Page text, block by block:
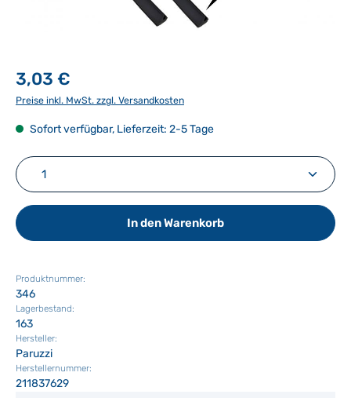
3,03 €
Preise inkl. MwSt. zzgl. Versandkosten
Sofort verfügbar, Lieferzeit: 2-5 Tage
Produkt Anzahl: Gib den gewünschten Wert ein
In den Warenkorb
Produktnummer:
346
Lagerbestand:
163
Hersteller:
Paruzzi
Herstellernummer:
211837629